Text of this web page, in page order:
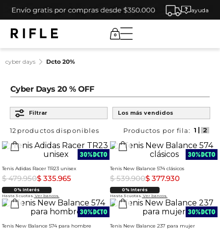
ayuda
0
cyber days dcto 20%
Cyber Days 20 % OFF
Filtrar
Los más vendidos
12 productos
Tenis Adidas Racer TR23 unisex
$ 479.950$ 335.965
0% Interés
Hasta 3 cuotas. Ver bancos.
Tenis New Balance 574 clásicos
$ 539.900$ 377.930
0% Interés
Hasta 3 cuotas. Ver bancos.
Tenis New Balance 574 para hombre Tenis New Balance 237 para mujer